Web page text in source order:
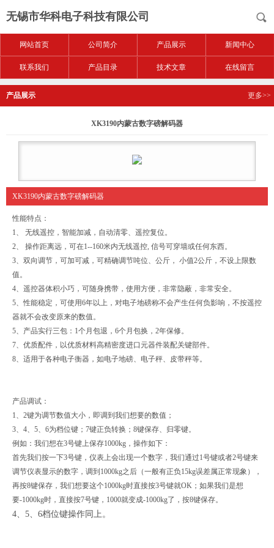
无锡市华科电子科技有限公司
网站首页 公司简介 产品展示 新闻中心
联系我们 产品目录 技术文章 在线留言
产品展示 更多>>
XK3190内蒙古数字磅解码器
XK3190内蒙古数字磅解码器
性能特点：
1、 无线遥控，智能加减，自动清零、遥控复位。
2、 操作距离远，可在1--160米内无线遥控, 信号可穿墙或任何东西。
3、双向调节，可加可减，可精确调节吨位、公斤， 小值2公斤，不设上限数
值。
4、遥控器体积小巧，可随身携带，使用方便，非常隐蔽，非常安全。
5、性能稳定，可使用6年以上，对电子地磅称不会产生任何负影响，不按遥控
器就不会改变原来的数值。
5、产品实行三包：1个月包退，6个月包换，2年保修。
7、优质配件，以优质材料高精密度进口元器件装配关键部件。
8、适用于各种电子衡器，如电子地磅、电子秤、皮带秤等。
产品调试：
1、2键为调节数值大小，即调到我们想要的数值；
3、4、5、6为档位键；7键正负转换；8键保存、归零键。
例如：我们想在3号键上保存1000kg，操作如下：
首先我们按一下3号键，仪表上会出现一个数字，我们通过1号键或者2号键来
调节仪表显示的数字，调到1000kg之后（一般有正负15kg误差属正常现象），
再按8键保存，我们想要这个1000kg时直接按3号键就OK；如果我们是想
要-1000kg时，直接按7号键，1000就变成-1000kg了，按8键保存。
4、5、6档位键操作同上。